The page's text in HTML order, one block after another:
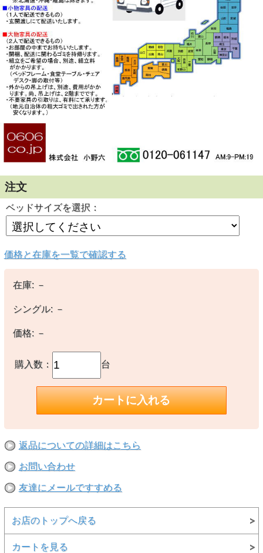
注文
ベッドサイズを選択：
価格と在庫を一覧で確認する
在庫: －
シングル:－
価格:－
購入数： 台
返品についての詳細はこちら
お問い合わせ
友達にメールですすめる
お店のトップへ戻る
カートを見る